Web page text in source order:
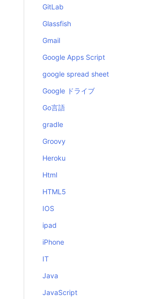
GitLab
Glassfish
Gmail
Google Apps Script
google spread sheet
Google ドライブ
Go言語
gradle
Groovy
Heroku
Html
HTML5
IOS
ipad
iPhone
IT
Java
JavaScript